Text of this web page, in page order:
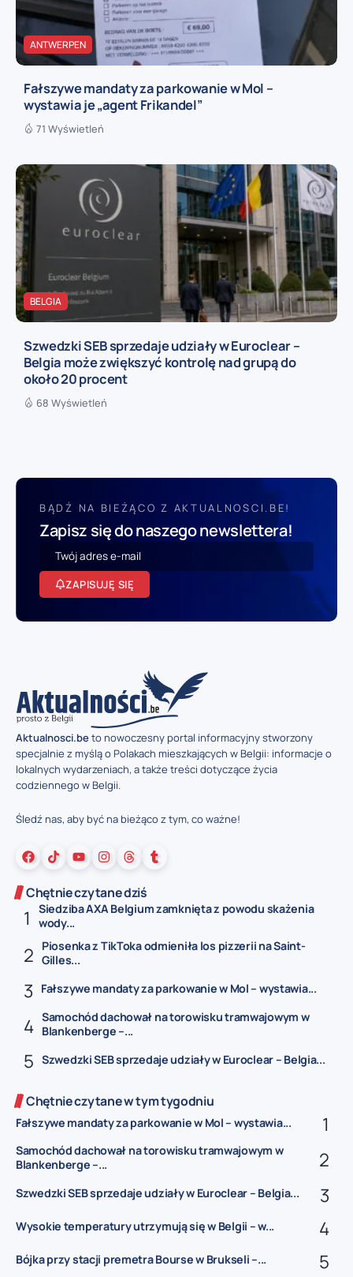
ANTWERPEN
Fałszywe mandaty za parkowanie w Mol –
wystawia je „agent Frikandel”
71 Wyświetleń
BELGIA
Szwedzki SEB sprzedaje udziały w Euroclear –
Belgia może zwiększyć kontrolę nad grupą do
około 20 procent
68 Wyświetleń
BĄDŹ NA BIEŻĄCO Z AKTUALNOSCI.BE!
Zapisz się do naszego newslettera!
ZAPISUJĘ SIĘ
Aktualnosci.beto nowoczesny portal informacyjny stworzony
specjalnie z myślą o Polakach mieszkających w Belgii: informacje o
lokalnych wydarzeniach, a także treści dotyczące życia
codziennego w Belgii.
Śledź nas, aby być na bieżąco z tym, co ważne!
Chętnie czytane dziś
Siedziba AXA Belgium zamknięta z powodu skażenia
wody...
Piosenka z TikToka odmieniła los pizzerii na Saint-
Gilles...
Fałszywe mandaty za parkowanie w Mol – wystawia...
Samochód dachował na torowisku tramwajowym w
Blankenberge –...
Szwedzki SEB sprzedaje udziały w Euroclear – Belgia...
Chętnie czytane w tym tygodniu
Fałszywe mandaty za parkowanie w Mol – wystawia...
Samochód dachował na torowisku tramwajowym w
Blankenberge –...
Szwedzki SEB sprzedaje udziały w Euroclear – Belgia...
Wysokie temperatury utrzymują się w Belgii – w...
Bójka przy stacji premetra Bourse w Brukseli –...